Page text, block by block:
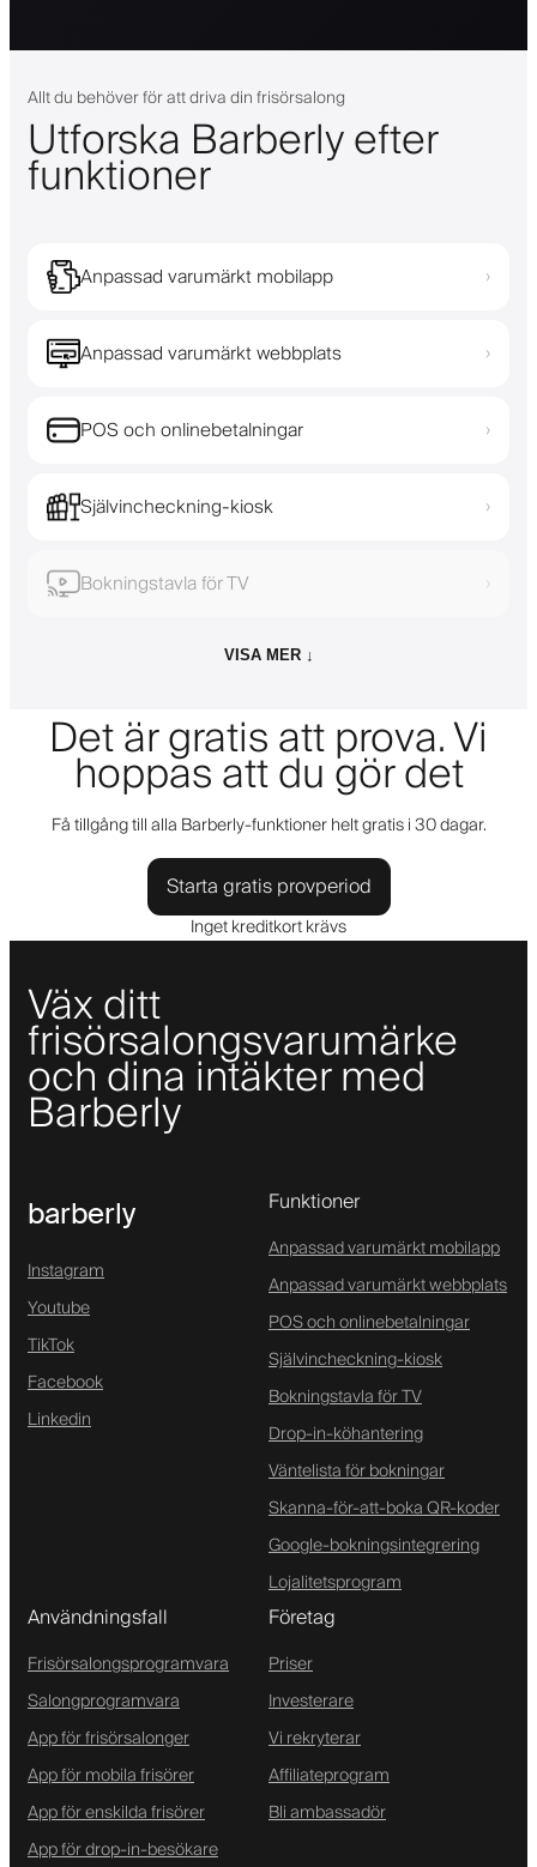
Allt du behöver för att driva din frisörsalong
Utforska Barberly efter
funktioner
Anpassad varumärkt mobilapp ›
Anpassad varumärkt webbplats ›
POS och onlinebetalningar ›
Självincheckning-kiosk ›
Bokningstavla för TV ›
VISA MER ↓
Det är gratis att prova. Vi
hoppas att du gör det
Få tillgång till alla Barberly-funktioner helt gratis i 30 dagar.
Starta gratis provperiod
Inget kreditkort krävs
Väx ditt
frisörsalongsvarumärke
och dina intäkter med
Barberly
barberly
Instagram
Youtube
TikTok
Facebook
Linkedin
Funktioner
Anpassad varumärkt mobilapp
Anpassad varumärkt webbplats
POS och onlinebetalningar
Självincheckning-kiosk
Bokningstavla för TV
Drop-in-köhantering
Väntelista för bokningar
Skanna-för-att-boka QR-koder
Google-bokningsintegrering
Lojalitetsprogram
Användningsfall
Frisörsalongsprogramvara
Salongprogramvara
App för frisörsalonger
App för mobila frisörer
App för enskilda frisörer
App för drop-in-besökare
Företag
Priser
Investerare
Vi rekryterar
Affiliateprogram
Bli ambassadör